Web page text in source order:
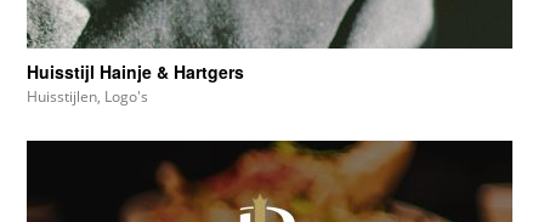
Huisstijl Hainje & Hartgers
Huisstijlen, Logo's